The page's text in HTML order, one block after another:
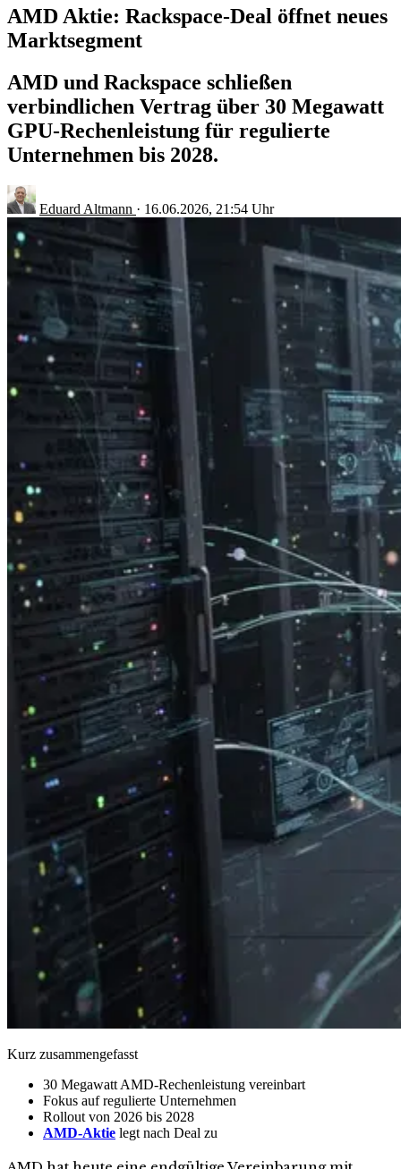
AMD Aktie: Rackspace-Deal öffnet neues
Marktsegment
AMD und Rackspace schließen
verbindlichen Vertrag über 30 Megawatt
GPU-Rechenleistung für regulierte
Unternehmen bis 2028.
Eduard Altmann · 16.06.2026, 21:54 Uhr
Kurz zusammengefasst
30 Megawatt AMD-Rechenleistung vereinbart
Fokus auf regulierte Unternehmen
Rollout von 2026 bis 2028
AMD-Aktie legt nach Deal zu